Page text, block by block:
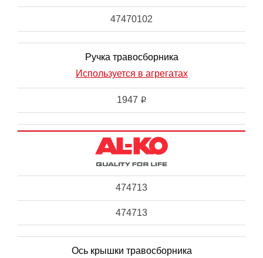
47470102
Ручка травосборника
Используется в агрегатах
1947 i
474713
474713
Ось крышки травосборника